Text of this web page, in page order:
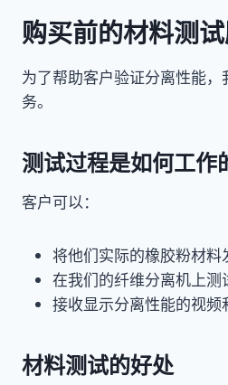
购买前的材料测
为了帮助客户验证分离性能
务。
测试过程是如何工作
客户可以：
将他们实际的橡胶粉材
在我们的纤维分离机上测
接收显示分离性能的视频
材料测试的好处